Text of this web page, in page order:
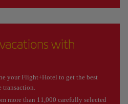
with
your Flight+Hotel to get the best
more than 11,000 carefully selected